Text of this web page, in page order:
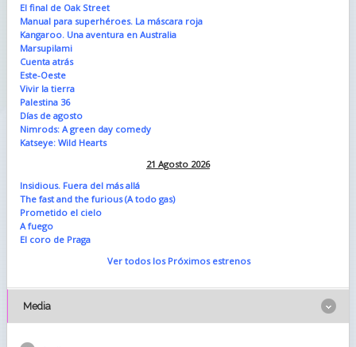
El final de Oak Street
Manual para superhéroes. La máscara roja
Kangaroo. Una aventura en Australia
Marsupilami
Cuenta atrás
Este-Oeste
Vivir la tierra
Palestina 36
Días de agosto
Nimrods: A green day comedy
Katseye: Wild Hearts
21 Agosto 2026
Insidious. Fuera del más allá
The fast and the furious (A todo gas)
Prometido el cielo
A fuego
El coro de Praga
Ver todos los Próximos estrenos
Media